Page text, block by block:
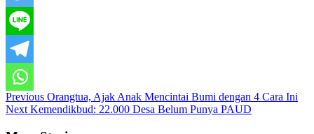
Continue
Reading
Previous Orangtua, Ajak Anak Mencintai Bumi dengan 4 Cara Ini
Next Kemendikbud: 22.000 Desa Belum Punya PAUD